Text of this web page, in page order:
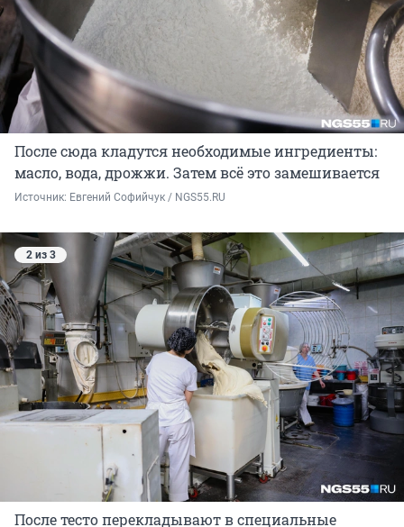
После сюда кладутся необходимые ингредиенты:
масло, вода, дрожжи. Затем всё это замешивается
Источник: Евгений Софийчук / NGS55.RU
2 из 3
После тесто перекладывают в специальные